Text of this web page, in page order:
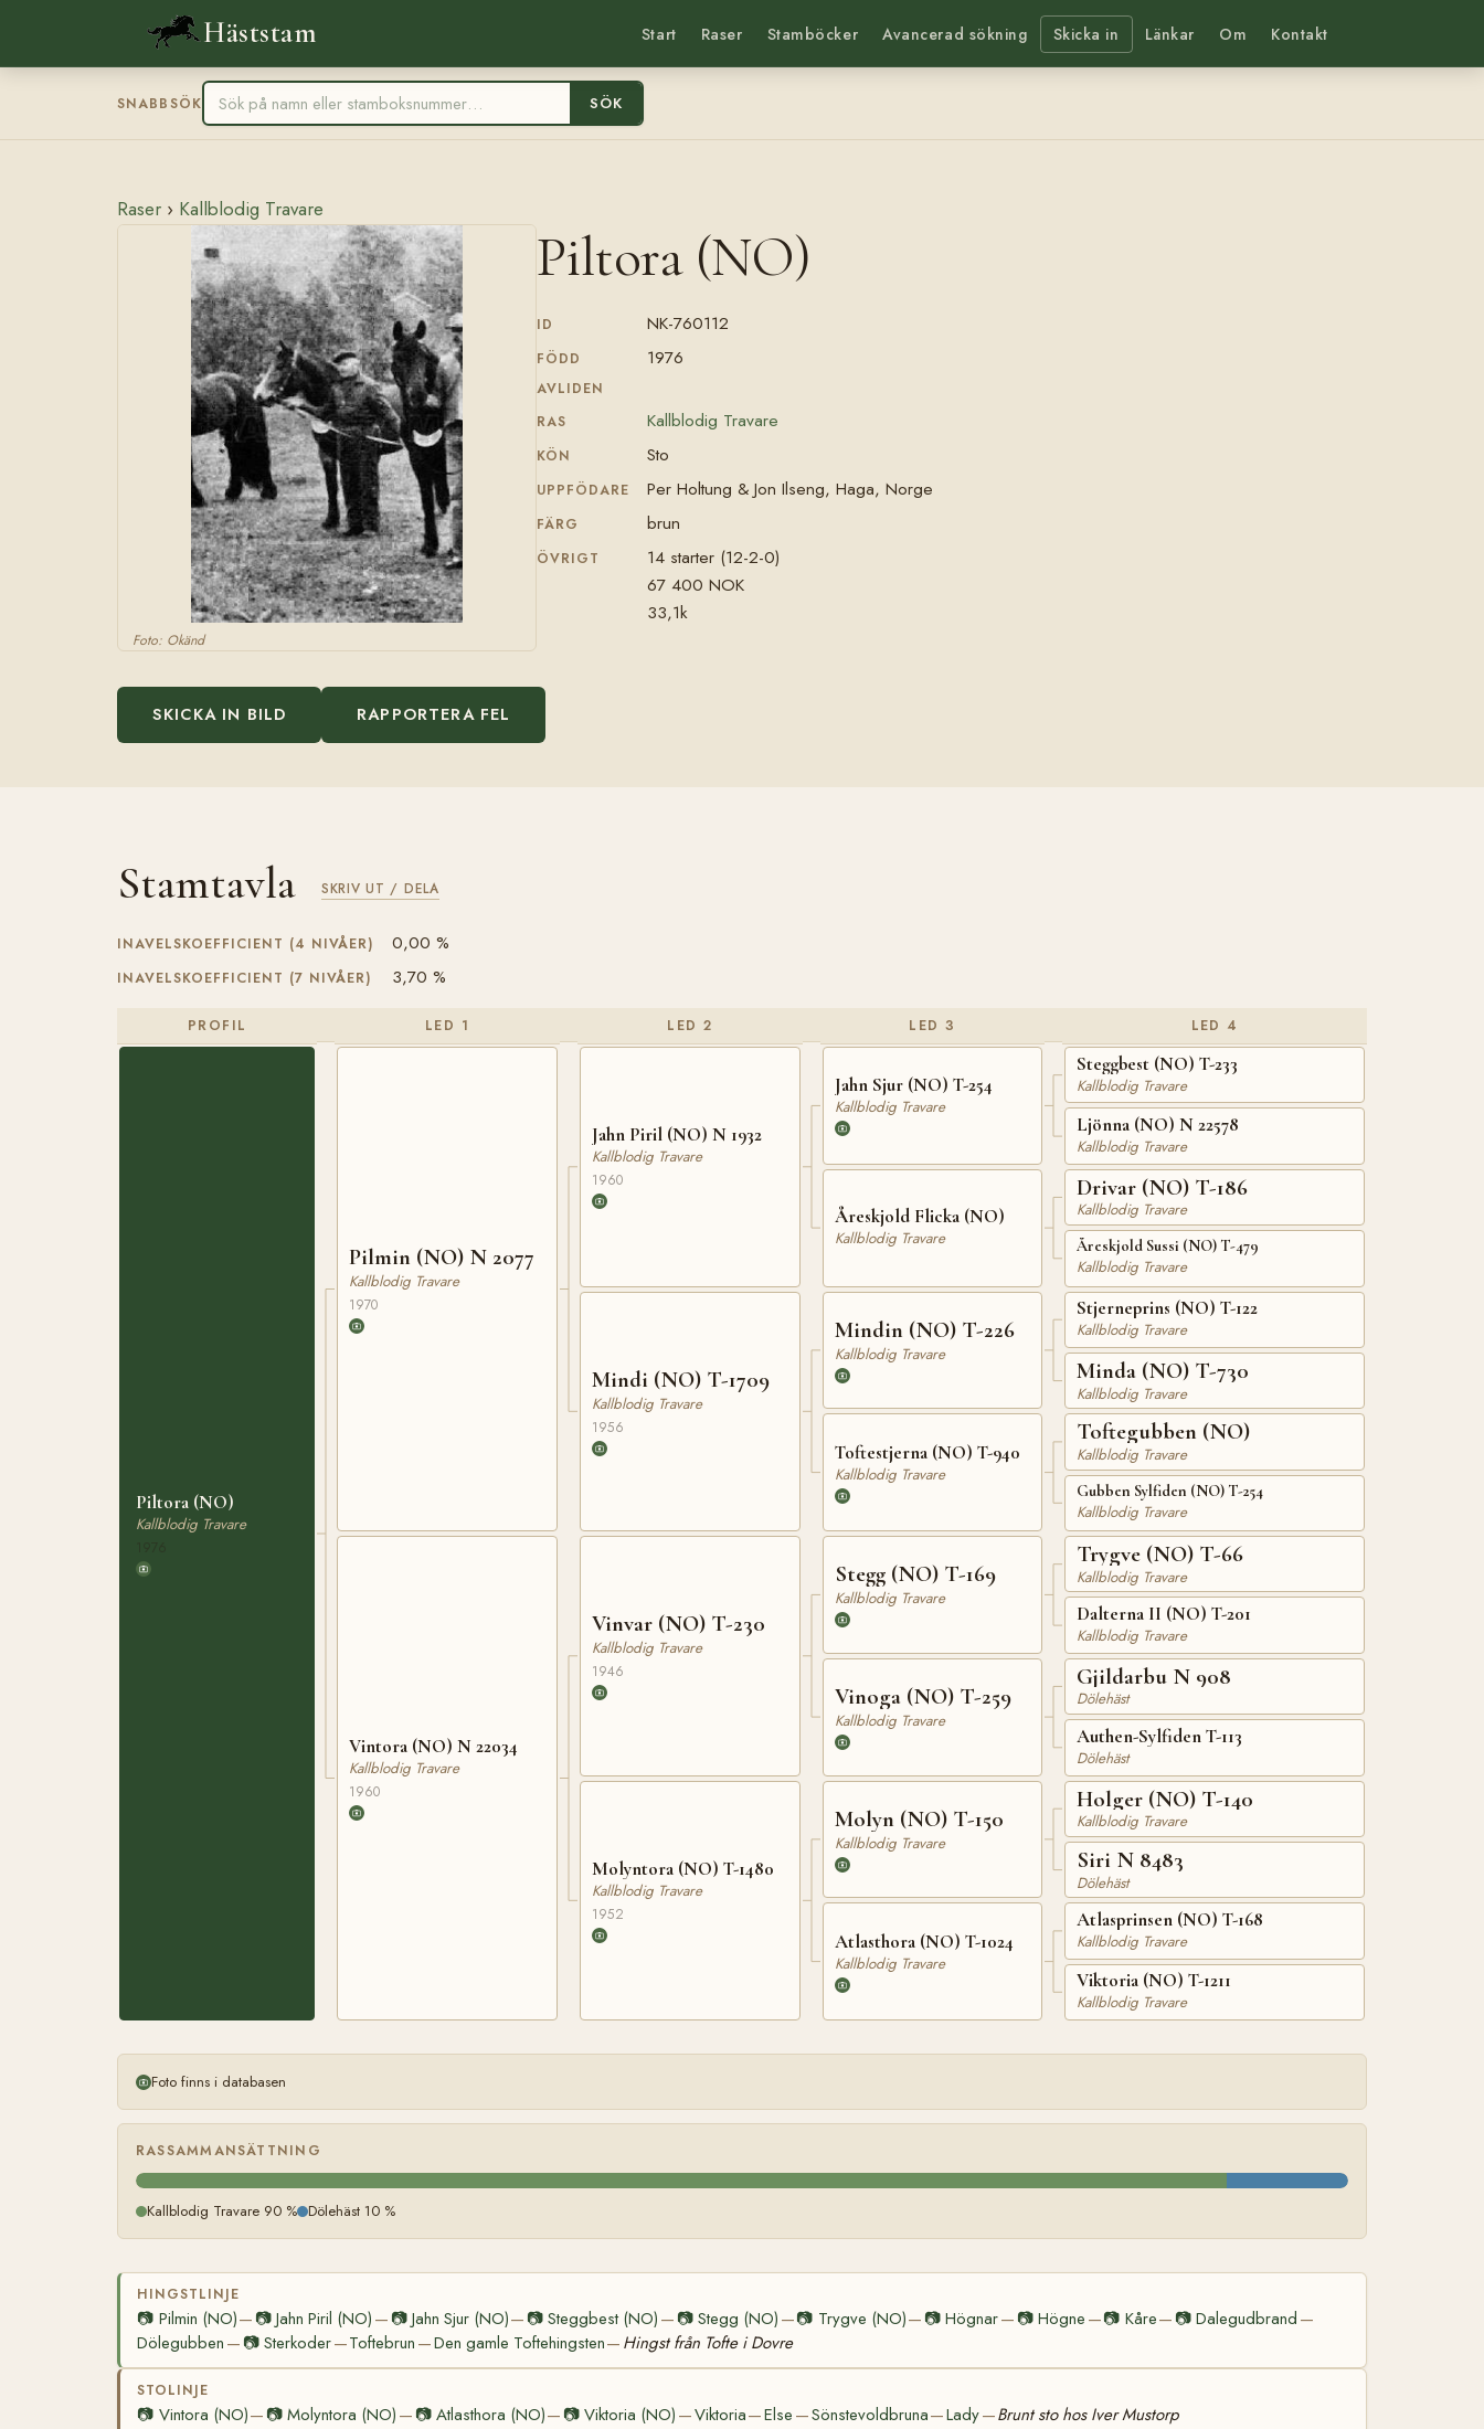
Häststam Start Raser Stamböcker Avancerad sökning Skicka in Länkar Om Kontakt
SNABBSÖK SÖK
Raser › Kallblodig Travare
Foto: Okänd
Piltora (NO)
ID NK-760112
FÖDD 1976
AVLIDEN
RAS
Kallblodig Travare
KÖN Sto
UPPFÖDARE Per Holtung & Jon Ilseng, Haga, Norge
FÄRG brun
ÖVRIGT
14 starter (12-2-0)
67 400 NOK
33,1k
SKICKA IN BILD RAPPORTERA FEL
Stamtavla SKRIV UT / DELA
INAVELSKOEFFICIENT (4 NIVÅER) 0,00 %
INAVELSKOEFFICIENT (7 NIVÅER) 3,70 %
PROFIL
Piltora (NO)
Kallblodig Travare
LED 1
Pilmin (NO) N 2077
Kallblodig Travare
1970
Vintora (NO) N 22034
Kallblodig Travare
1960
LED 2
Jahn Piril (NO) N 1932
Kallblodig Travare
1960
Mindi (NO) T-1709
Kallblodig Travare
1956
Vinvar (NO) T-230
Kallblodig Travare
1946
Molyntora (NO) T-1480
Kallblodig Travare
1952
LED 3
Jahn Sjur (NO) T-254
Kallblodig Travare
Åreskjold Flicka (NO)
Kallblodig Travare
Mindin (NO) T-226
Kallblodig Travare
Toftestjerna (NO) T-940
Kallblodig Travare
Stegg (NO) T-169
Kallblodig Travare
Vinoga (NO) T-259
Kallblodig Travare
Molyn (NO) T-150
Kallblodig Travare
Atlasthora (NO) T-1024
Kallblodig Travare
LED 4
Steggbest (NO) T-233
Kallblodig Travare
Ljönna (NO) N 22578
Kallblodig Travare
Drivar (NO) T-186
Kallblodig Travare
Åreskjold Sussi (NO) T-479
Kallblodig Travare
Stjerneprins (NO) T-122
Kallblodig Travare
Minda (NO) T-730
Kallblodig Travare
Toftegubben (NO)
Kallblodig Travare
Gubben Sylfiden (NO) T-254
Kallblodig Travare
Trygve (NO) T-66
Kallblodig Travare
Dalterna II (NO) T-201
Kallblodig Travare
Gjildarbu N 908
Dölehäst
Authen-Sylfiden T-113
Dölehäst
Holger (NO) T-140
Kallblodig Travare
Siri N 8483
Dölehäst
Atlasprinsen (NO) T-168
Kallblodig Travare
Viktoria (NO) T-1211
Kallblodig Travare
Foto finns i databasen
RASSAMMANSÄTTNING
Kallblodig Travare 90 % Dölehäst 10 %
HINGSTLINJE
📷 Pilmin (NO)— 📷Jahn Piril (NO) — 📷Jahn Sjur (NO)— 📷 Steggbest (NO) — 📷Stegg (NO) —📷 Trygve (NO)— 📷Högnar— 📷Högne —📷 Kåre— 📷Dalegudbrand —
Dölegubben — 📷Sterkoder—Toftebrun —Den gamle Toftehingsten— Hingst från Tofte i Dovre
STOLINJE
📷 Vintora (NO)— 📷Molyntora (NO) — 📷 Atlasthora (NO)— 📷 Viktoria (NO) —Viktoria—Else —Sönstevoldbruna—Lady—Brunt sto hos Iver Mustorp